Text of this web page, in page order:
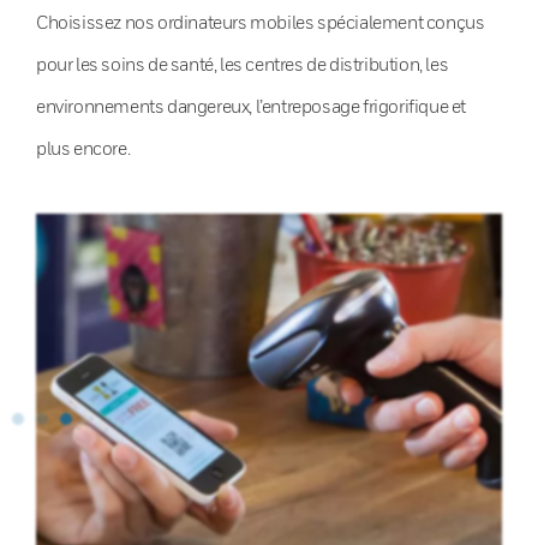
Choisissez nos ordinateurs mobiles spécialement conçus
pour les soins de santé, les centres de distribution, les
environnements dangereux, l’entreposage frigorifique et
plus encore.